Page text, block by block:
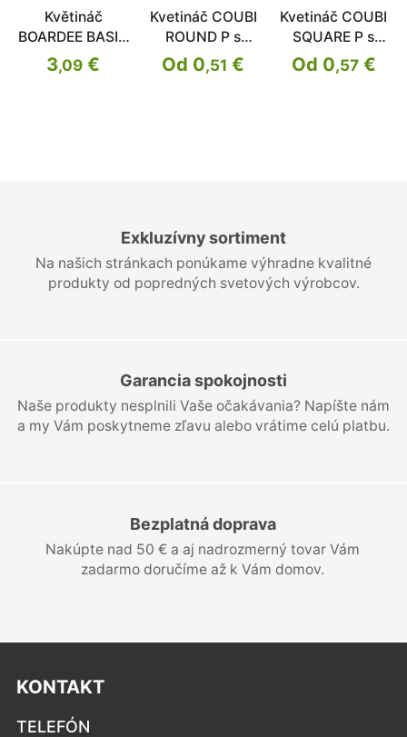
Exkluzívny sortiment
Na našich stránkach ponúkame výhradne kvalitné
produkty od popredných svetových výrobcov.
Garancia spokojnosti
Naše produkty nesplnili Vaše očakávania? Napíšte nám
a my Vám poskytneme zľavu alebo vrátime celú platbu.
Bezplatná doprava
Nakúpte nad 50 € a aj nadrozmerný tovar Vám
zadarmo doručíme až k Vám domov.
Květináč
BOARDEE BASIC
bílý 28,5cm
3,09 €
Kvetináč COUBI
ROUND P s
miskou
Od 0,51 €
Kvetináč COUBI
SQUARE P s
miskou
Od 0,57€
KONTAKT
TELEFÓN